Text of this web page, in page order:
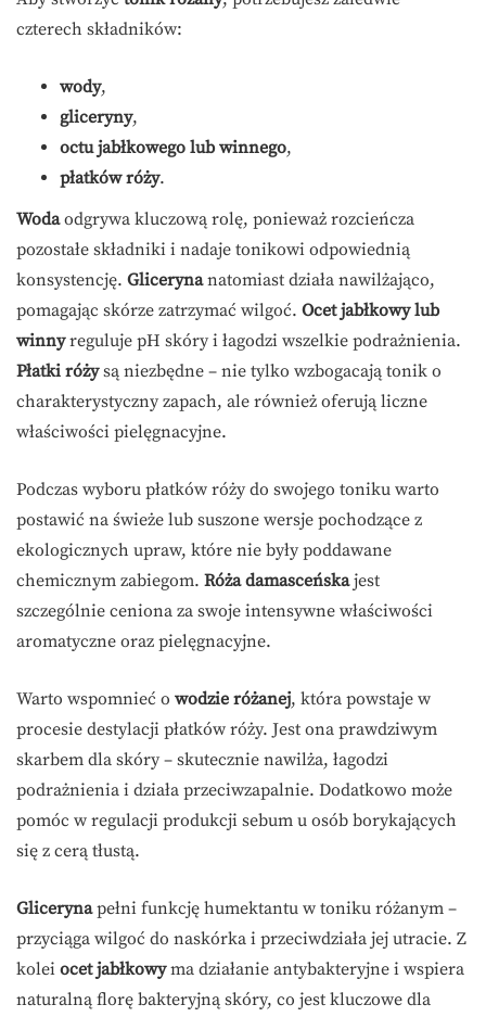
czterech składników:
wody,
gliceryny,
octu jabłkowego lub winnego,
płatków róży.
Wodaodgrywa kluczową rolę, ponieważ rozcieńcza
pozostałe składniki i nadaje tonikowi odpowiednią
konsystencję. Glicerynanatomiast działa nawilżająco,
pomagając skórze zatrzymać wilgoć. Ocet jabłkowy lub
winnyreguluje pH skóry i łagodzi wszelkie podrażnienia.
Płatki różysą niezbędne – nie tylko wzbogacają tonik o
charakterystyczny zapach, ale również oferują liczne
właściwości pielęgnacyjne.
Podczas wyboru płatków róży do swojego toniku warto
postawić na świeże lub suszone wersje pochodzące z
ekologicznych upraw, które nie były poddawane
chemicznym zabiegom. Róża damasceńskajest
szczególnie ceniona za swoje intensywne właściwości
aromatyczne oraz pielęgnacyjne.
Warto wspomnieć o wodzie różanej, która powstaje w
procesie destylacji płatków róży. Jest ona prawdziwym
skarbem dla skóry – skutecznie nawilża, łagodzi
podrażnienia i działa przeciwzapalnie. Dodatkowo może
pomóc w regulacji produkcji sebum u osób borykających
się z cerą tłustą.
Glicerynapełni funkcję humektantu w toniku różanym –
przyciąga wilgoć do naskórka i przeciwdziała jej utracie. Z
kolei ocet jabłkowyma działanie antybakteryjne i wspiera
naturalną florę bakteryjną skóry, co jest kluczowe dla